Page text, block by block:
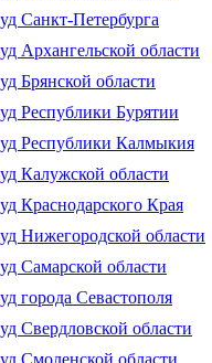
Санкт-Петербурга
Архангельской области
Брянской области
Республики Бурятии
Республики Калмыкия
Калужской области
Краснодарского Края
Нижегородской области
Самарской области
города Севастополя
Свердловской области
Смоленской области